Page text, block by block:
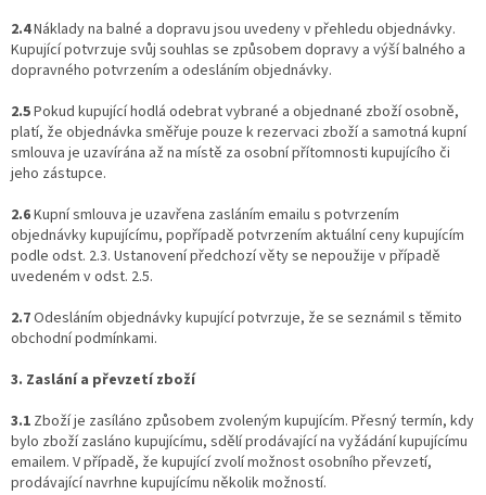
2.4Náklady na balné a dopravu jsou uvedeny v přehledu objednávky.
Kupující potvrzuje svůj souhlas se způsobem dopravy a výší balného a
dopravného potvrzením a odesláním objednávky.
2.5Pokud kupující hodlá odebrat vybrané a objednané zboží osobně,
platí, že objednávka směřuje pouze k rezervaci zboží a samotná kupní
smlouva je uzavírána až na místě za osobní přítomnosti kupujícího či
jeho zástupce.
2.6Kupní smlouva je uzavřena zasláním emailu s potvrzením
objednávky kupujícímu, popřípadě potvrzením aktuální ceny kupujícím
podle odst. 2.3. Ustanovení předchozí věty se nepoužije v případě
uvedeném v odst. 2.5.
2.7Odesláním objednávky kupující potvrzuje, že se seznámil s těmito
obchodní podmínkami.
3. Zaslání a převzetí zboží
3.1 Zboží je zasíláno způsobem zvoleným kupujícím. Přesný termín, kdy
bylo zboží zasláno kupujícímu, sdělí prodávající na vyžádání kupujícímu
emailem. V případě, že kupující zvolí možnost osobního převzetí,
prodávající navrhne kupujícímu několik možností.